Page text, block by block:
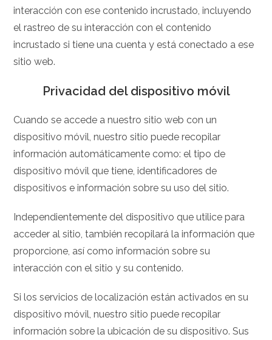
interacción con ese contenido incrustado, incluyendo
el rastreo de su interacción con el contenido
incrustado si tiene una cuenta y está conectado a ese
sitio web.
Privacidad del dispositivo móvil
Cuando se accede a nuestro sitio web con un
dispositivo móvil, nuestro sitio puede recopilar
información automáticamente como: el tipo de
dispositivo móvil que tiene, identificadores de
dispositivos e información sobre su uso del sitio.
Independientemente del dispositivo que utilice para
acceder al sitio, también recopilará la información que
proporcione, así como información sobre su
interacción con el sitio y su contenido.
Si los servicios de localización están activados en su
dispositivo móvil, nuestro sitio puede recopilar
información sobre la ubicación de su dispositivo. Sus